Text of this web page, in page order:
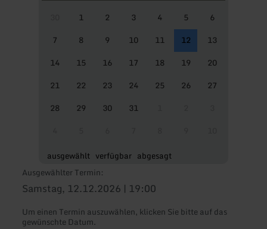
1 2 3 4 5
6
7
8 9 10 11 12
13
14
15 16 17 18 19
20
21
22 23 24 25 26
27
28
29 30 31
ausgewählt verfügbar abgesagt
Ausgewählter Termin:
Samstag, 12.12.2026 | 19:00
Um einen Termin auszuwählen, klicken Sie bitte auf das
gewünschte Datum.